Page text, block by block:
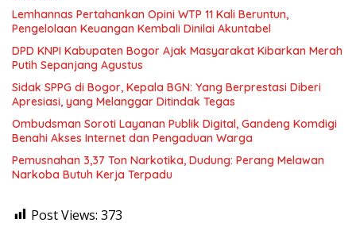
Lemhannas Pertahankan Opini WTP 11 Kali Beruntun,
Pengelolaan Keuangan Kembali Dinilai Akuntabel
DPD KNPI Kabupaten Bogor Ajak Masyarakat Kibarkan Merah
Putih Sepanjang Agustus
Sidak SPPG di Bogor, Kepala BGN: Yang Berprestasi Diberi
Apresiasi, yang Melanggar Ditindak Tegas
Ombudsman Soroti Layanan Publik Digital, Gandeng Komdigi
Benahi Akses Internet dan Pengaduan Warga
Pemusnahan 3,37 Ton Narkotika, Dudung: Perang Melawan
Narkoba Butuh Kerja Terpadu
Post Views: 373